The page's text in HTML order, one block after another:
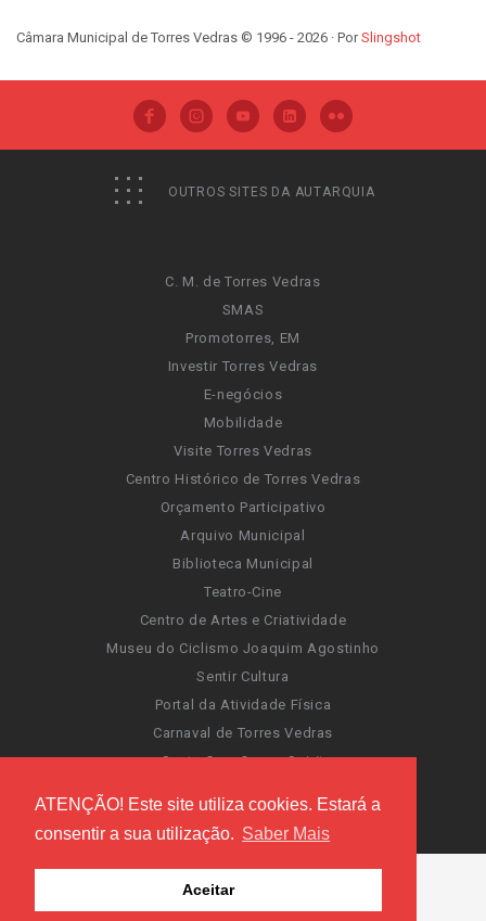
ATENÇÃO! Este site utiliza cookies. Estará a
consentir a sua utilização. Saber Mais
Aceitar
Câmara Municipal de Torres Vedras © 1996 - 2026 · PorSlingshot
OUTROS SITES DA AUTARQUIA
C. M. de Torres Vedras
SMAS
Promotorres, EM
Investir Torres Vedras
E-negócios
Mobilidade
Visite Torres Vedras
Centro Histórico de Torres Vedras
Orçamento Participativo
Arquivo Municipal
Biblioteca Municipal
Teatro-Cine
Centro de Artes e Criatividade
Museu do Ciclismo Joaquim Agostinho
Sentir Cultura
Portal da Atividade Física
Carnaval de Torres Vedras
Santa Cruz Ocean Spirit